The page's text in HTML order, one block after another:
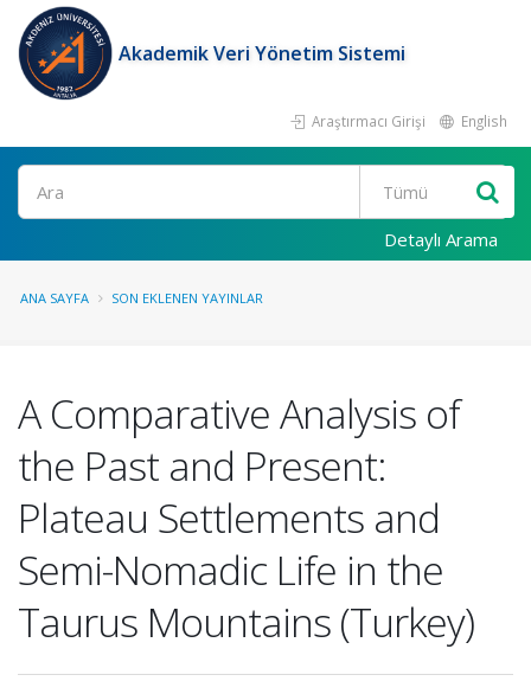
Akademik Veri Yönetim Sistemi
Araştırmacı Girişi English
Ara
Detaylı Arama
ANA SAYFA SON EKLENEN YAYINLAR
A Comparative Analysis of
the Past and Present:
Plateau Settlements and
Semi-Nomadic Life in the
Taurus Mountains (Turkey)